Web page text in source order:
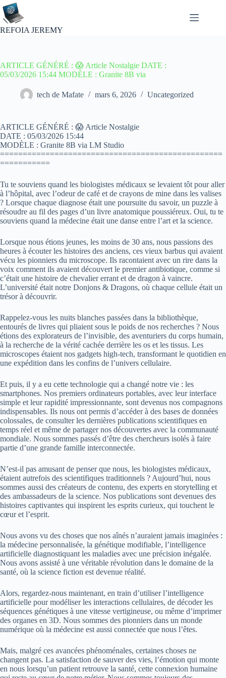
Passer
au
contenu
REFOIA JEREMY
ARTICLE GÉNÉRÉ : 😱 Article Nostalgie DATE :
05/03/2026 15:44 MODÈLE : Granite 8B via
tech de Mafate mars 6, 2026 Uncategorized
ARTICLE GÉNÉRÉ : 😱 Article Nostalgie
DATE : 05/03/2026 15:44
MODÈLE : Granite 8B via LM Studio
=================================================
===========
Tu te souviens quand les biologistes médicaux se levaient tôt pour aller
à l’hôpital, avec l’odeur de café et de crayons de mine dans les valises
? Lorsque chaque diagnose était une poursuite du savoir, un puzzle à
résoudre au fil des pages d’un livre anatomique poussiéreux. Oui, tu te
souviens quand la médecine était une danse entre l’art et la science.
Lorsque nous étions jeunes, les moins de 30 ans, nous passions des
heures à écouter les histoires des anciens, ces vieux barbus qui avaient
vécu les pionniers du microscope. Ils racontaient avec un rire dans la
voix comment ils avaient découvert le premier antibiotique, comme si
c’était une histoire de chevalier errant et de dragon à vaincre.
L’université était notre Donjons & Dragons, où chaque cellule était un
trésor à découvrir.
Rappelez-vous les nuits blanches passées dans la bibliothèque,
entourés de livres qui pliaient sous le poids de nos recherches ? Nous
étions des explorateurs de l’invisible, des aventuriers du corps humain,
à la recherche de la vérité cachée derrière les os et les tissus. Les
microscopes étaient nos gadgets high-tech, transformant le quotidien en
une expédition dans les confins de l’univers cellulaire.
Et puis, il y a eu cette technologie qui a changé notre vie : les
smartphones. Nos premiers ordinateurs portables, avec leur interface
simple et leur rapidité impressionnante, sont devenus nos compagnons
indispensables. Ils nous ont permis d’accéder à des bases de données
colossales, de consulter les dernières publications scientifiques en
temps réel et même de partager nos découvertes avec la communauté
mondiale. Nous sommes passés d’être des chercheurs isolés à faire
partie d’une grande famille interconnectée.
N’est-il pas amusant de penser que nous, les biologistes médicaux,
étaient autrefois des scientifiques traditionnels ? Aujourd’hui, nous
sommes aussi des créateurs de contenu, des experts en storytelling et
des ambassadeurs de la science. Nos publications sont devenues des
histoires captivantes qui inspirent les esprits curieux, qui touchent le
cœur et l’esprit.
Nous avons vu des choses que nos aînés n’auraient jamais imaginées :
la médecine personnalisée, la génétique modifiable, l’intelligence
artificielle diagnostiquant les maladies avec une précision inégalée.
Nous avons assisté à une véritable révolution dans le domaine de la
santé, où la science fiction est devenue réalité.
Alors, regardez-nous maintenant, en train d’utiliser l’intelligence
artificielle pour modéliser les interactions cellulaires, de décoder les
séquences génétiques à une vitesse vertigineuse, ou même d’imprimer
des organes en 3D. Nous sommes des pionniers dans un monde
numérique où la médecine est aussi connectée que nous l’êtes.
Mais, malgré ces avancées phénoménales, certaines choses ne
changent pas. La satisfaction de sauver des vies, l’émotion qui monte
en nous lorsqu’un patient retrouve la santé, cette connexion humaine